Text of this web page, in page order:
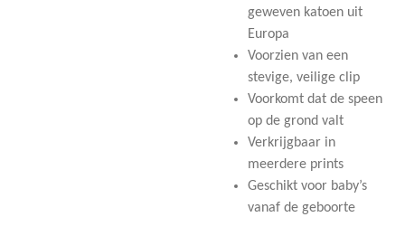
geweven katoen uit
Europa
Voorzien van een
stevige, veilige clip
Voorkomt dat de speen
op de grond valt
Verkrijgbaar in
meerdere prints
Geschikt voor baby’s
vanaf de geboorte